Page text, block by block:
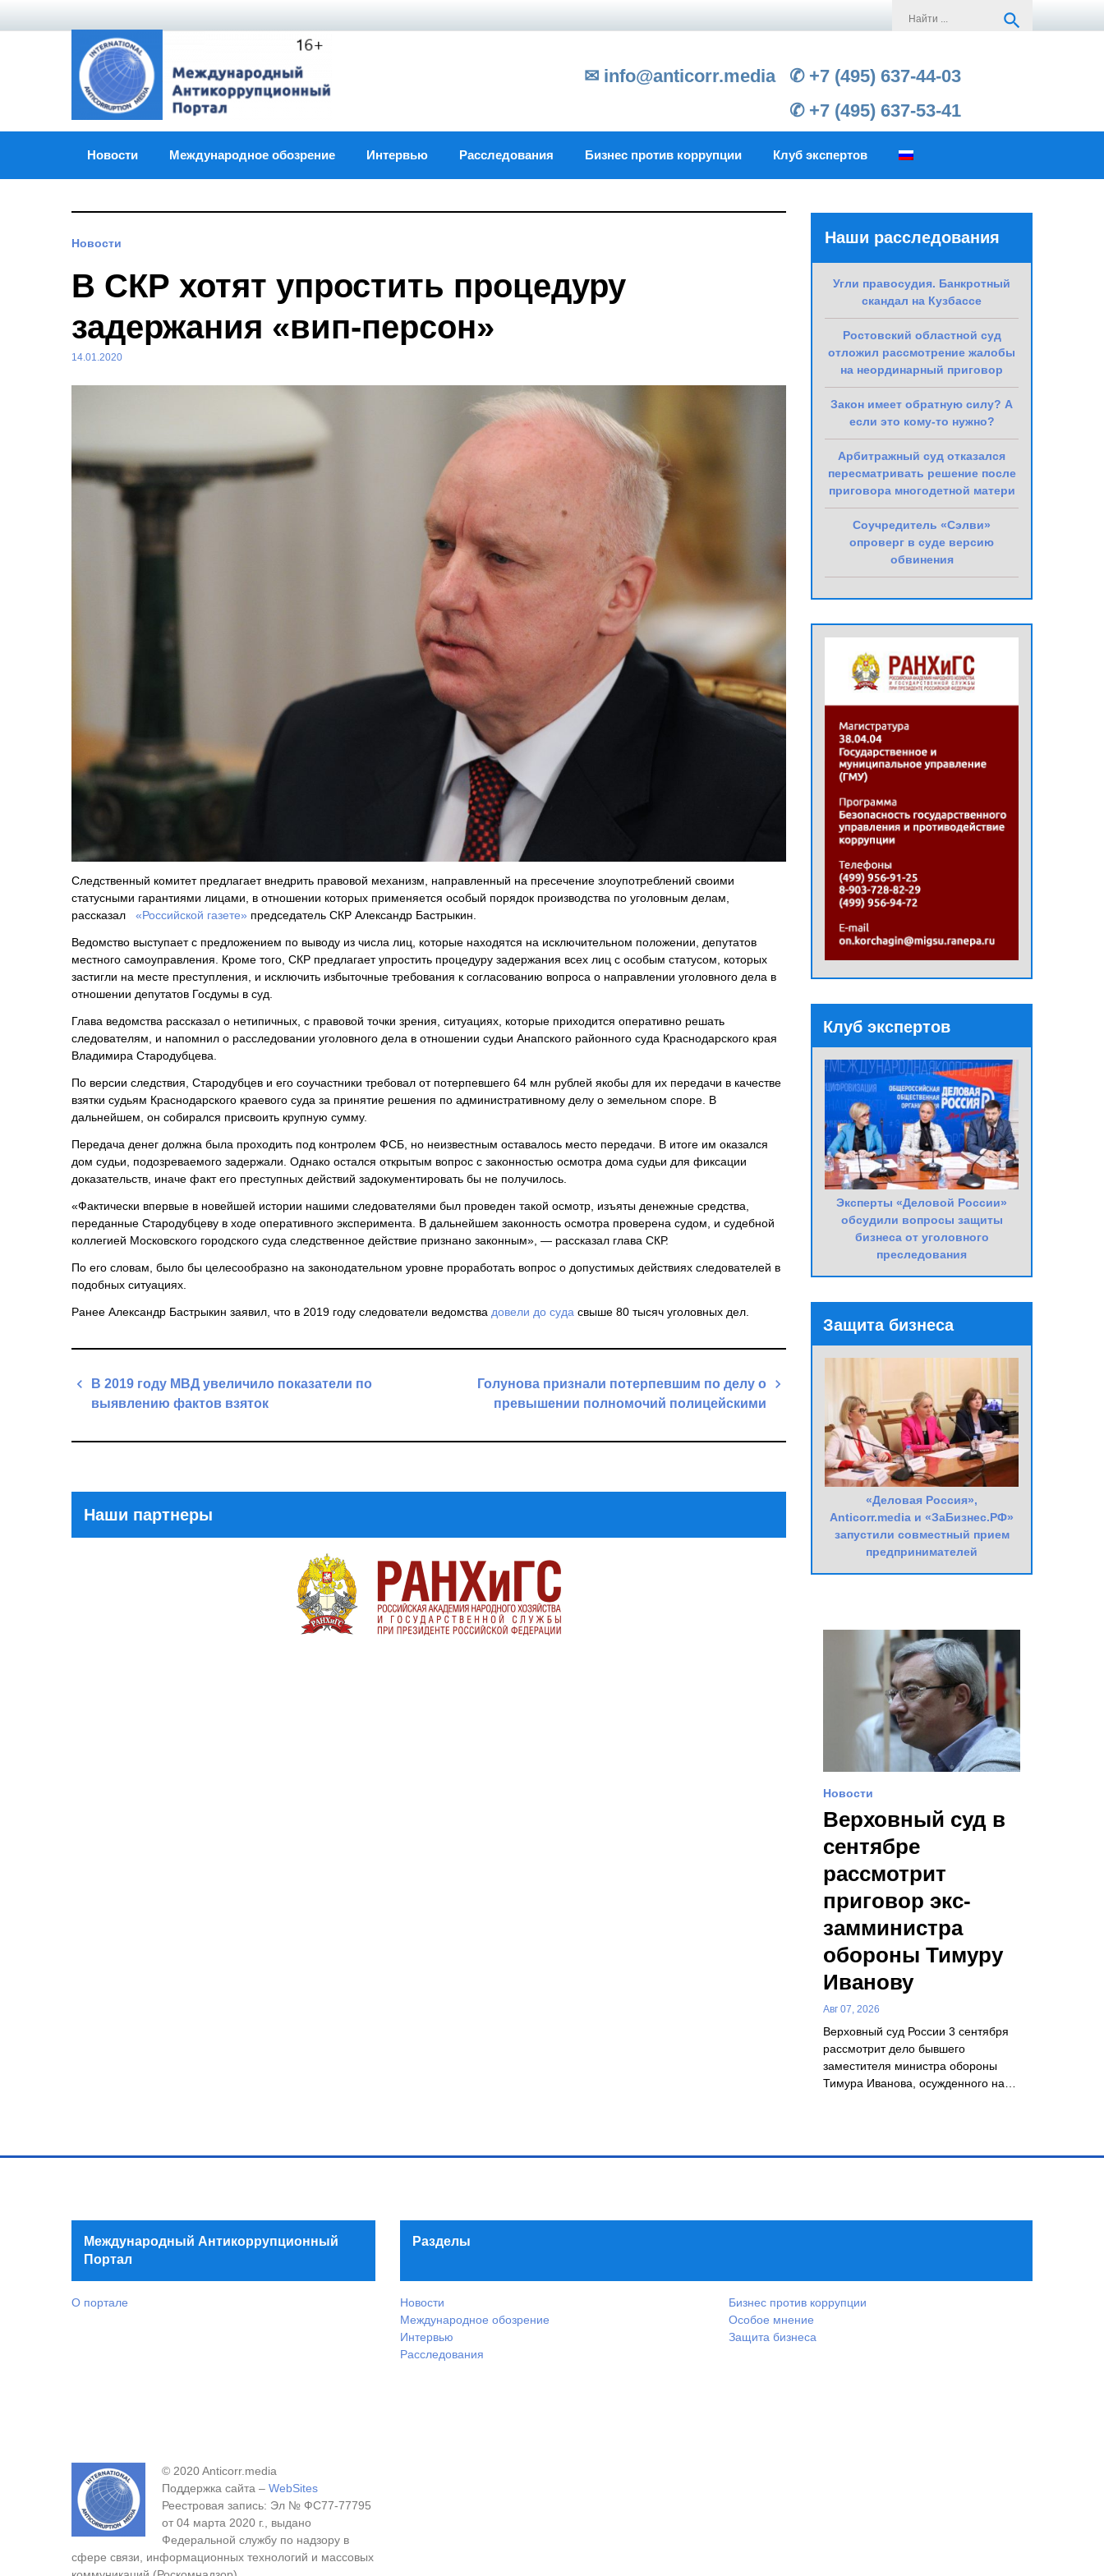
search
✉ info@anticorr.media
✆ +7 (495) 637-44-03
✆ +7 (495) 637-53-41
Новости Международное обозрение Интервью Расследования Бизнес против коррупции Клуб экспертов
Новости
В СКР хотят упростить процедуру
задержания «вип-персон»
14.01.2020
Следственный комитет предлагает внедрить правовой механизм, направленный на пресечение злоупотреблений своими
статусными гарантиями лицами, в отношении которых применяется особый порядок производства по уголовным делам,
рассказал «Российской газете» председатель СКР Александр Бастрыкин.
Ведомство выступает с предложением по выводу из числа лиц, которые находятся на исключительном положении, депутатов
местного самоуправления. Кроме того, СКР предлагает упростить процедуру задержания всех лиц с особым статусом, которых
застигли на месте преступления, и исключить избыточные требования к согласованию вопроса о направлении уголовного дела в
отношении депутатов Госдумы в суд.
Глава ведомства рассказал о нетипичных, с правовой точки зрения, ситуациях, которые приходится оперативно решать
следователям, и напомнил о расследовании уголовного дела в отношении судьи Анапского районного суда Краснодарского края
Владимира Стародубцева.
По версии следствия, Стародубцев и его соучастники требовал от потерпевшего 64 млн рублей якобы для их передачи в качестве
взятки судьям Краснодарского краевого суда за принятие решения по административному делу о земельном споре. В
дальнейшем, он собирался присвоить крупную сумму.
Передача денег должна была проходить под контролем ФСБ, но неизвестным оставалось место передачи. В итоге им оказался
дом судьи, подозреваемого задержали. Однако остался открытым вопрос с законностью осмотра дома судьи для фиксации
доказательств, иначе факт его преступных действий задокументировать бы не получилось.
«Фактически впервые в новейшей истории нашими следователями был проведен такой осмотр, изъяты денежные средства,
переданные Стародубцеву в ходе оперативного эксперимента. В дальнейшем законность осмотра проверена судом, и судебной
коллегией Московского городского суда следственное действие признано законным», — рассказал глава СКР.
По его словам, было бы целесообразно на законодательном уровне проработать вопрос о допустимых действиях следователей в
подобных ситуациях.
Ранее Александр Бастрыкин заявил, что в 2019 году следователи ведомства довели до суда свыше 80 тысяч уголовных дел.
Навигация
по
В 2019 году МВД увеличило показатели по
выявлению фактов взяток
Голунова признали потерпевшим по делу о
превышении полномочий полицейскими
Наши партнеры
Наши расследования
Угли правосудия. Банкротный
скандал на Кузбассе
Ростовский областной суд
отложил рассмотрение жалобы
на неординарный приговор
Закон имеет обратную силу? А
если это кому-то нужно?
Арбитражный суд отказался
пересматривать решение после
приговора многодетной матери
Соучредитель «Сэлви»
опроверг в суде версию
обвинения
Клуб экспертов
Эксперты «Деловой России»
обсудили вопросы защиты
бизнеса от уголовного
преследования
Защита бизнеса
«Деловая Россия»,
Anticorr.media и «ЗаБизнес.РФ»
запустили совместный прием
предпринимателей
Новости
Верховный суд в
сентябре
рассмотрит
приговор экс-
замминистра
обороны Тимуру
Иванову
Авг 07, 2026
Верховный суд России 3 сентября
рассмотрит дело бывшего
заместителя министра обороны
Тимура Иванова, осужденного на…
Международный Антикоррупционный
Портал
О портале
Разделы
Новости
Международное обозрение
Интервью
Расследования
Бизнес против коррупции
Особое мнение
Защита бизнеса
© 2020 Anticorr.media
Поддержка сайта – WebSites
Реестровая запись: Эл № ФС77-77795
от 04 марта 2020 г., выдано
Федеральной службу по надзору в
сфере связи, информационных технологий и массовых